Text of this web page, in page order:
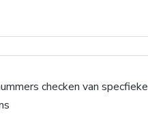
checken van specfieke